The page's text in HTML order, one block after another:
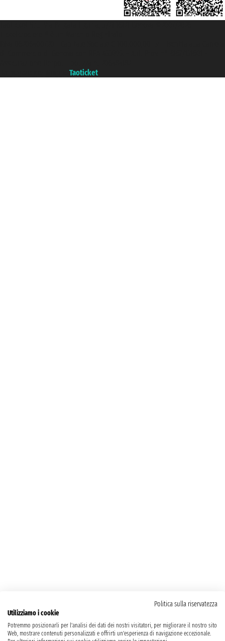
Taoticket
Politica sulla riservatezza
Utilizziamo i cookie
Potremmo posizionarli per l'analisi dei dati dei nostri visitatori, per migliorare il nostro sito
Web, mostrare contenuti personalizzati e offrirti un'esperienza di navigazione eccezionale.